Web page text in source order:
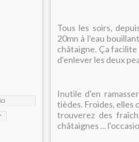
Tous les soirs,
20mn à l'eau
châtaigne. Ça
d'enlever les deux
Inutile d'en
tièdes. Froides, elles
trouverez des
châtaignes ...